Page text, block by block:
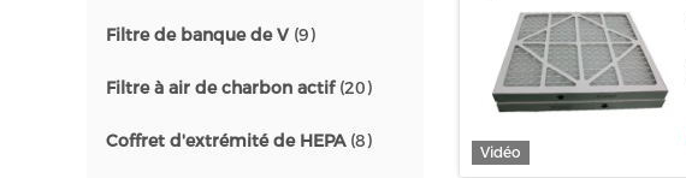
Filtre de banque de V (9)
Filtre à air de charbon actif(20)
Coffret d'extrémité de HEPA(8)
Vidéo